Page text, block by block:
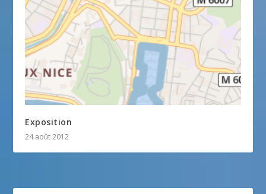
Exposition
24 août 2012